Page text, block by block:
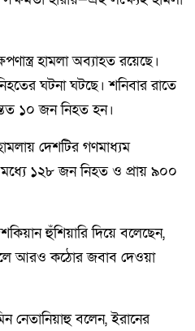
হামলা অব্যাহত রয়েছে।
ঘটনা ঘটছে। শনিবার রাতে
১০ জন নিহত হন।
দেশটির গণমাধ্যম
মধ্যে ১২৮ জন নিহত ও প্রায় ৯০০
হুঁশিয়ারি দিয়ে বলেছেন,
আরও কঠোর জবাব দেওয়া
নেতানিয়াহু বলেন, ইরানের